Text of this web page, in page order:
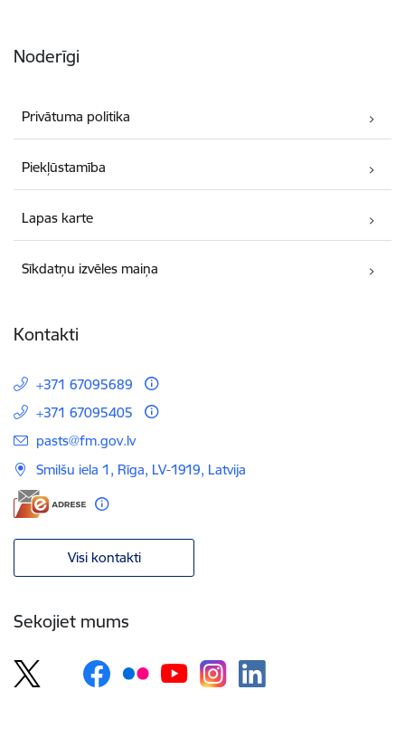
Noderīgi
Privātuma politika
Piekļūstamība
Lapas karte
Sīkdatņu izvēles maiņa
Kontakti
+371 67095689
+371 67095405
E-pasts:
pasts@fm.gov.lv
Smilšu iela 1, Rīga, LV-1919, Latvija
Visi kontakti
Sekojiet mums